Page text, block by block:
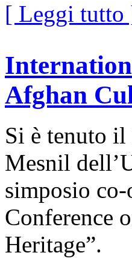
[ Leggi tutto
Afghan
Si è tenuto il
Mesnil
simposio
Conference
Heritage”.